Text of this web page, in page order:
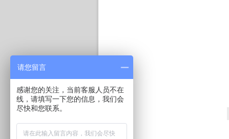
请您留言
感谢您的关注，当前客服人员不在
线，请填写一下您的信息，我们会
尽快和您联系。